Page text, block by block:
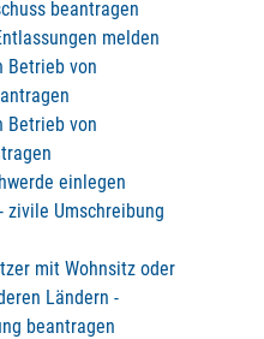
beantragen
melden
Betrieb von
Betrieb von
einlegen
zivile Umschreibung
mit Wohnsitz oder
Ländern -
beantragen